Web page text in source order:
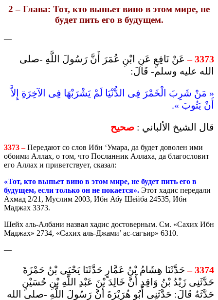
2 – Глава: Тот, кто выпьет вино в этом мире, не
будет пить его в будущем.
—
3373 –
عَنْ نَافِعٍ عَنِ ابْنِ عُمَرَ أَنَّ رَسُولَ اللَّهِ -صلى
الله عليه وسلم- قَالَ:
« مَنْ شَرِبَ الْخَمْرَ فِى الدُّنْيَا لَمْ يَشْرَبْهَا فِى الآخِرَةِ إِلاَّ
أَنْ يَتُوبَ ».
قال الشيخ الألباني : صحيح
3373 –Передают со слов Ибн ‘Умара, да будет доволен ими
обоими Аллах, о том, что Посланник Аллаха, да благословит
его Аллах и приветствует, сказал:
«Тот, кто выпьет вино в этом мире, не будет пить его в
будущем, если только он не покается». Этот хадис передали
Ахмад 2/21, Муслим 2003, Ибн Абу Шейба 24535, Ибн
Маджах 3373.
Шейх аль-Албани назвал хадис достоверным. См. «Сахих Ибн
Маджах» 2734, «Сахих аль-Джами’ ас-сагъир» 6310.
—
3374 –
حَدَّثَنَا هِشَامُ بْنُ عَمَّارٍ حَدَّثَنَا يَحْيَى بْنُ حَمْزَةَ
حَدَّثَنِى زَيْدُ بْنُ وَاقِدٍ أَنَّ خَالِدَ بْنَ عَبْدِ اللَّهِ بْنِ حُسَيْنٍ
حَدَّثَهُ قَالَ: حَدَّثَنِى أَبُو هُرَيْرَةَ أَنَّ رَسُولَ اللَّهِ -صلى الله